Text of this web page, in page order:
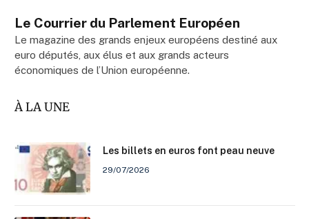
Le Courrier du Parlement Européen
Le magazine des grands enjeux européens destiné aux
euro députés, aux élus et aux grands acteurs
économiques de l’Union européenne.
À LA UNE
Les billets en euros font peau neuve
29/07/2026